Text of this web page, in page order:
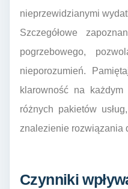
nieprzewidzianymi
Szczegółowe
pogrzebowego,
nieporozumień.
klarowność na
różnych pakietów
znalezienie rozwiązania
Czynniki